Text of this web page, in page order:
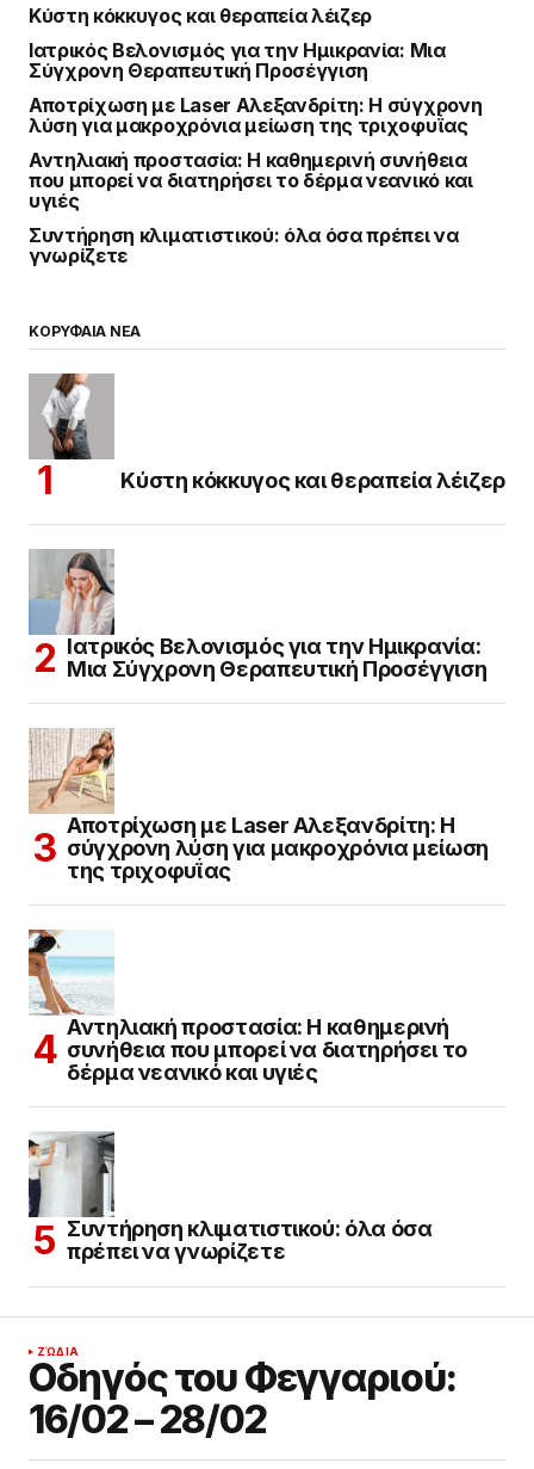
Κύστη κόκκυγος και θεραπεία λέιζερ
Ιατρικός Βελονισμός για την Ημικρανία: Μια
Σύγχρονη Θεραπευτική Προσέγγιση
Αποτρίχωση με Laser Αλεξανδρίτη: Η σύγχρονη
λύση για μακροχρόνια μείωση της τριχοφυΐας
Αντηλιακή προστασία: Η καθημερινή συνήθεια
που μπορεί να διατηρήσει το δέρμα νεανικό και
υγιές
Συντήρηση κλιματιστικού: όλα όσα πρέπει να
γνωρίζετε
ΚΟΡΥΦΑΙΑ ΝΕΑ
Κύστη κόκκυγος και θεραπεία λέιζερ
Ιατρικός Βελονισμός για την Ημικρανία:
Μια Σύγχρονη Θεραπευτική Προσέγγιση
Αποτρίχωση με Laser Αλεξανδρίτη: Η
σύγχρονη λύση για μακροχρόνια μείωση
της τριχοφυΐας
Αντηλιακή προστασία: Η καθημερινή
συνήθεια που μπορεί να διατηρήσει το
δέρμα νεανικό και υγιές
Συντήρηση κλιματιστικού: όλα όσα
πρέπει να γνωρίζετε
ΖΏΔΙΑ
Οδηγός του Φεγγαριού:
16/02 – 28/02